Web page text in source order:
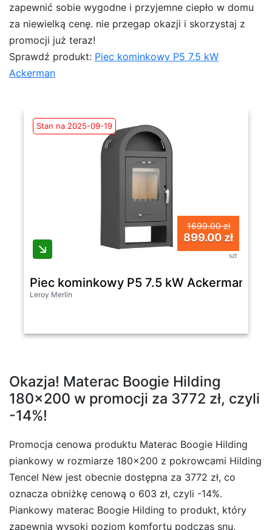
zapewnić sobie wygodne i przyjemne ciepło w domu
za niewielką cenę. nie przegap okazji i skorzystaj z
promocji już teraz!
Sprawdź produkt: Piec kominkowy P5 7.5 kW
Ackerman
Stan na 2025-09-19
1699.00 zł
899.00 zł
szt
Piec kominkowy P5 7.5 kW Ackerman
Leroy Merlin
Okazja! Materac Boogie Hilding
180×200 w promocji za 3772 zł, czyli
-14%!
Promocja cenowa produktu Materac Boogie Hilding
piankowy w rozmiarze 180×200 z pokrowcami Hilding
Tencel New jest obecnie dostępna za 3772 zł, co
oznacza obniżkę cenową o 603 zł, czyli -14%.
Piankowy materac Boogie Hilding to produkt, który
zapewnia wysoki poziom komfortu podczas snu,